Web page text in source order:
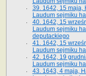
39. 1642, 15 maja,
Laudum sejmiku
40. 1642, 15
Laudum sejmiku
deputackiego
41. 1642, 15
Laudum sejmiku
42. 1642, 19
Laudum sejmiku
43. 1643, 4 maja,